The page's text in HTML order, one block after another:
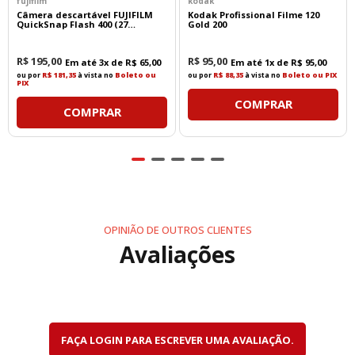
Fotografia
desde retratos com agradável compressão de
perspectiva até assuntos extremamente distantes.
Ideal para:
Fotografia esportiva
Vida selvagem
Observação de aves
proporciona um campo de visão equivalente a
aproximadamente 105-450mm.
A Tamron desenvolveu esta lente para oferecer
excelente nitidez em toda a faixa de zoom,
Câmera descartável FUJIFILM
QuickSnap Flash 400 (27
R$195,00 Em até 3x de R$ 65,00
ou por R$ 181,35à vista no Boleto ou
PIX
COMPRAR
Kodak Profissional Filme 120
Gold 200
R$ 95,00 Em até 1x de R$ 95,00
ou por R$ 88,35à vista no Boleto ou PIX
COMPRAR
OPINIÃO DE OUTROS CLIENTES
Avaliações
FAÇA LOGIN PARA ESCREVER UMA AVALIAÇÃO.